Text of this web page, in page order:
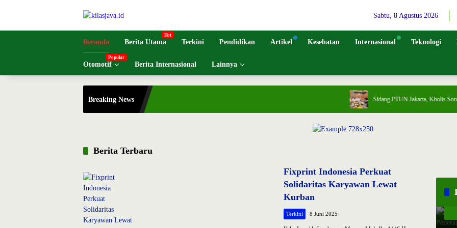
Sabtu, 8 Agustus 2026
Beranda Berita Utama Terkini Pendidikan Artikel Kesehatan Internasional Teknologi
Otomotif Berita Internasional Lainnya
Breaking News Sidang PTUN Jakarta, Kholis Soroti
Berita Terbaru
Fixprint Indonesia Perkuat
Solidaritas Karyawan Lewat
Kurban
Terkini 8 Juni 2025